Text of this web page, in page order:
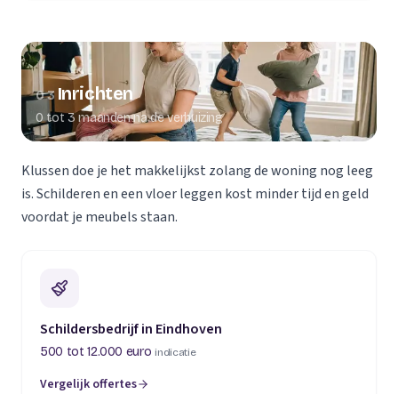
03 Inrichten
0 tot 3 maanden na de verhuizing
Klussen doe je het makkelijkst zolang de woning nog leeg
is. Schilderen en een vloer leggen kost minder tijd en geld
voordat je meubels staan.
Schildersbedrijf in Eindhoven
500 tot 12.000 euro indicatie
Vergelijk offertes